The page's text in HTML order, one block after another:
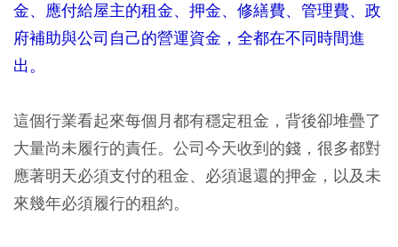
金、應付給屋主的租金、押金、修繕費、管理費、政
府補助與公司自己的營運資金，全都在不同時間進
出。
這個行業看起來每個月都有穩定租金，背後卻堆疊了
大量尚未履行的責任。公司今天收到的錢，很多都對
應著明天必須支付的租金、必須退還的押金，以及未
來幾年必須履行的租約。